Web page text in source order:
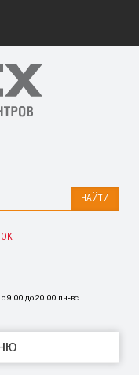
НАЙТИ
9:00 до 20:00 пн-вс